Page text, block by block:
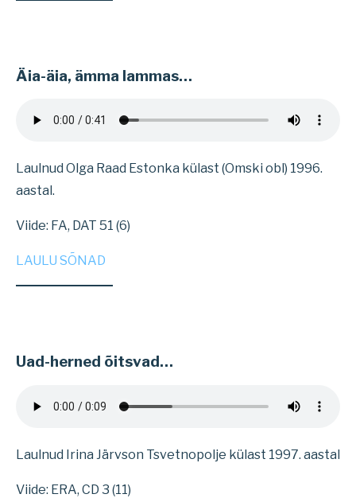
Äia-äia, ämma lammas…
Laulnud Olga Raad Estonka külast (Omski obl) 1996.
aastal.
Viide: FA, DAT 51 (6)
LAULU SÕNAD
Uad-herned õitsvad…
Laulnud Irina Järvson Tsvetnopolje külast 1997. aastal
Viide: ERA, CD 3 (11)